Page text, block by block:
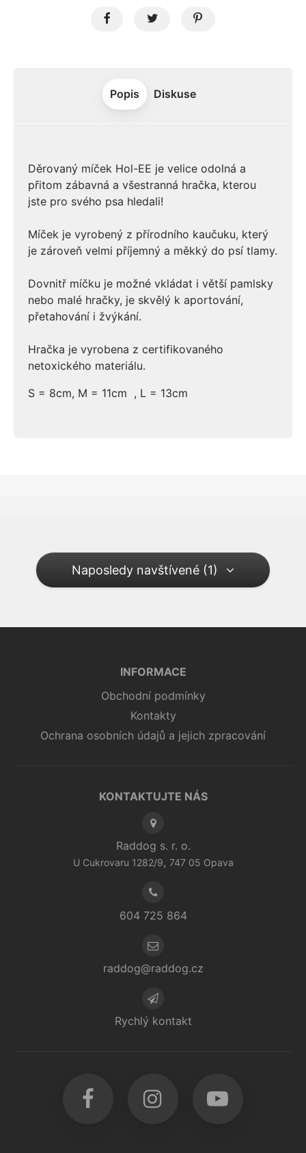
Popis Diskuse
Děrovaný míček Hol-EE je velice odolná a
přitom zábavná a všestranná hračka, kterou
jste pro svého psa hledali!
Míček je vyrobený z přírodního kaučuku, který
je zároveň velmi příjemný a měkký do psí tlamy.
Dovnitř míčku je možné vkládat i větší pamlsky
nebo malé hračky, je skvělý k aportování,
přetahování i žvýkání.
Hračka je vyrobena z certifikovaného
netoxického materiálu.
S = 8cm, M = 11cm , L = 13cm
Naposledy navštívené (1)
INFORMACE
Obchodní podmínky
Kontakty
Ochrana osobních údajů a jejich zpracování
KONTAKTUJTE NÁS
Raddog s. r. o.
U Cukrovaru 1282/9, 747 05 Opava
604 725 864
raddog@raddog.cz
Rychlý kontakt